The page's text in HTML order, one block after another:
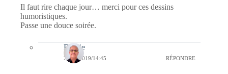
Il faut rire chaque jour… merci pour ces dessins
humoristiques.
Passe une douce soirée.
Bernie
25/02/2019/14:45 RÉPONDRE